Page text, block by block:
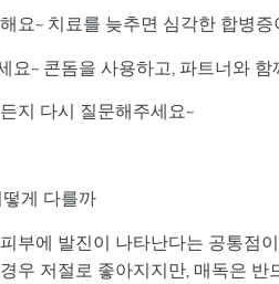
요~ 치료를 늦추면 심각한 합병증
요~ 콘돔을 사용하고, 파트너와
지 다시 질문해주세요~
게 다를까
부에 발진이 나타난다는 공통점
우 저절로 좋아지지만, 매독은